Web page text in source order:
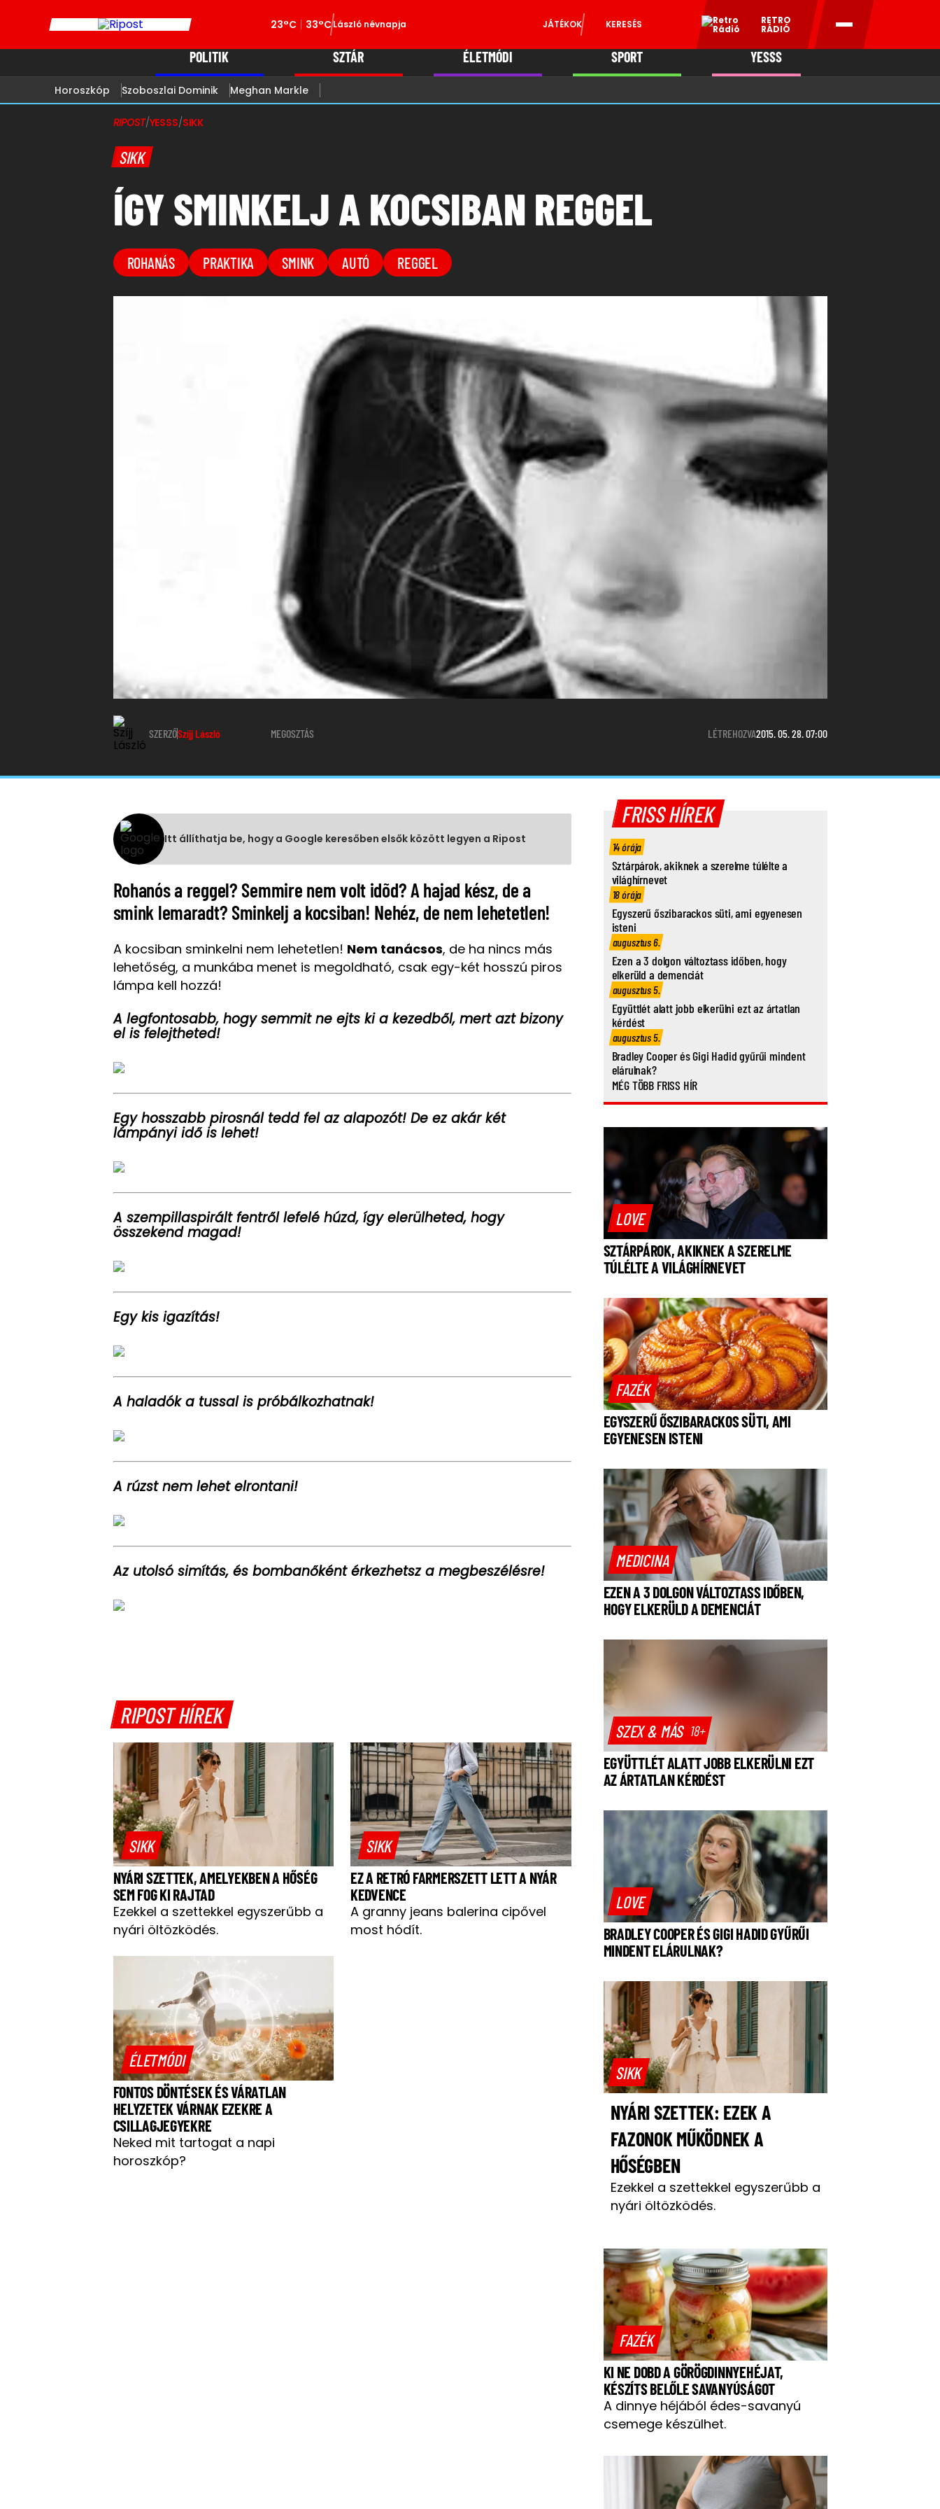
23°C 33°CLászló névnapja JÁTÉKOK KERESÉS RETRO
RÁDIÓ
POLITIK SZTÁR ÉLETMÓDI SPORT YESSS
Horoszkóp Szoboszlai Dominik Meghan Markle
RIPOST/YESSS/SIKK
SIKK
ÍGY SMINKELJ A KOCSIBAN REGGEL
ROHANÁS PRAKTIKA SMINK AUTÓ REGGEL
SZERZŐSzíjj László MEGOSZTÁS LÉTREHOZVA2015. 05. 28. 07:00
Itt állíthatja be, hogy a Google keresőben elsők között legyen a Ripost
Rohanós a reggel? Semmire nem volt idõd? A hajad kész, de a
smink lemaradt? Sminkelj a kocsiban! Nehéz, de nem lehetetlen!
A kocsiban sminkelni nem lehetetlen! Nem tanácsos, de ha nincs más
lehetőség, a munkába menet is megoldható, csak egy-két hosszú piros
lámpa kell hozzá!
A legfontosabb, hogy semmit ne ejts ki a kezedből, mert azt bizony
el is felejtheted!
Egy hosszabb pirosnál tedd fel az alapozót! De ez akár két
lámpányi idő is lehet!
A szempillaspirált fentről lefelé húzd, így elerülheted, hogy
összekend magad!
Egy kis igazítás!
A haladók a tussal is próbálkozhatnak!
A rúzst nem lehet elrontani!
Az utolsó simítás, és bombanőként érkezhetsz a megbeszélésre!
RIPOST HÍREK
SIKK
NYÁRI SZETTEK, AMELYEKBEN A HŐSÉG
SEM FOG KI RAJTAD
Ezekkel a szettekkel egyszerűbb a
nyári öltözködés.
SIKK
EZ A RETRÓ FARMERSZETT LETT A NYÁR
KEDVENCE
A granny jeans balerina cipővel
most hódít.
ÉLETMÓDI
FONTOS DÖNTÉSEK ÉS VÁRATLAN
HELYZETEK VÁRNAK EZEKRE A
CSILLAGJEGYEKRE
Neked mit tartogat a napi
horoszkóp?
FRISS HÍREK
14 órája
Sztárpárok, akiknek a szerelme túlélte a
világhírnevet
18 órája
Egyszerű őszibarackos süti, ami egyenesen
isteni
augusztus 6.
Ezen a 3 dolgon változtass időben, hogy
elkerüld a demenciát
augusztus 5.
Együttlét alatt jobb elkerülni ezt az ártatlan
kérdést
augusztus 5.
Bradley Cooper és Gigi Hadid gyűrűi mindent
elárulnak?
MÉG TÖBB FRISS HÍR
LOVE
SZTÁRPÁROK, AKIKNEK A SZERELME
TÚLÉLTE A VILÁGHÍRNEVET
FAZÉK
EGYSZERŰ ŐSZIBARACKOS SÜTI, AMI
EGYENESEN ISTENI
MEDICINA
EZEN A 3 DOLGON VÁLTOZTASS IDŐBEN,
HOGY ELKERÜLD A DEMENCIÁT
SZEX & MÁS 18+
EGYÜTTLÉT ALATT JOBB ELKERÜLNI EZT
AZ ÁRTATLAN KÉRDÉST
LOVE
BRADLEY COOPER ÉS GIGI HADID GYŰRŰI
MINDENT ELÁRULNAK?
SIKK
NYÁRI SZETTEK: EZEK A
FAZONOK MŰKÖDNEK A
HŐSÉGBEN
Ezekkel a szettekkel egyszerűbb a
nyári öltözködés.
FAZÉK
KI NE DOBD A GÖRÖGDINNYEHÉJAT,
KÉSZÍTS BELŐLE SAVANYÚSÁGOT
A dinnye héjából édes-savanyú
csemege készülhet.